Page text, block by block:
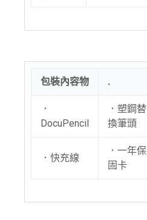
包裝內容物 .
．
DocuPencil
．塑鋼替
換筆頭
．快充線
．一年保
固卡